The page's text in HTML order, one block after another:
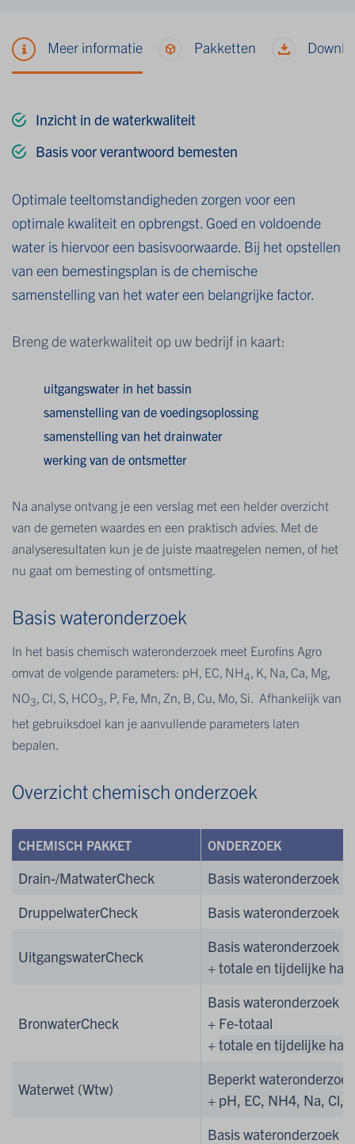
Meer informatie Pakketten
Inzicht in de waterkwaliteit
Basis voor verantwoord bemesten
Optimale teeltomstandigheden zorgen voor een
optimale kwaliteit en opbrengst. Goed en voldoende
water is hiervoor een basisvoorwaarde. Bij het opstellen
van een bemestingsplan is de chemische
samenstelling van het water een belangrijke factor.
Breng de waterkwaliteit op uw bedrijf in kaart:
uitgangswater in het bassin
samenstelling van de voedingsoplossing
samenstelling van het drainwater
werking van de ontsmetter
Na analyse ontvang je een verslag met een helder overzicht
van de gemeten waardes en een praktisch advies. Met de
analyseresultaten kun je de juiste maatregelen nemen, of het
nu gaat om bemesting of ontsmetting.
Basis wateronderzoek
In het basis chemisch wateronderzoek meet Eurofins Agro
omvat de volgende parameters: pH, EC, NH4 , K, Na, Ca, Mg,
NO3, Cl, S, HCO3, P, Fe, Mn, Zn, B, Cu, Mo, Si. Afhankelijk van
het gebruiksdoel kan je aanvullende parameters laten
bepalen.
Overzicht chemisch onderzoek
CHEMISCH PAKKET ONDERZOEK
Drain-/MatwaterCheck
Basis wateronderzoek
DruppelwaterCheck
Basis wateronderzoek
UitgangswaterCheck
Basis wateronderzoek
+ totale en tijdelijke
BronwaterCheck
Basis wateronderzoek
+ Fe-totaal
+totale en tijdelijke
Waterwet (Wtw)
Beperkt wateronderzoek
+ pH, EC, NH4, Na, Cl,
Basis wateronderzoek